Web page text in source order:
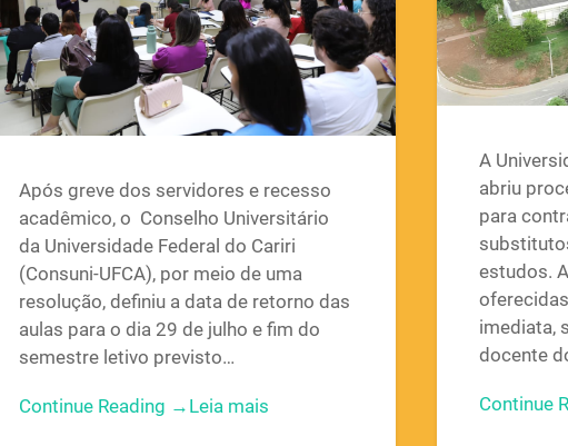
A
abriu
para
estudos.
imediata,
docente
Continue
Após greve dos servidores e recesso
acadêmico, o Conselho Universitário
da Universidade Federal do Cariri
(Consuni-UFCA), por meio de uma
resolução, definiu a data de retorno das
aulas para o dia 29 de julho e fim do
semestre letivo previsto…
Continue Reading →